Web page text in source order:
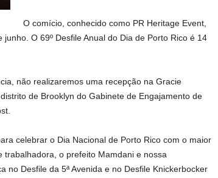
O comício, conhecido como PR Heritage Event,
O 69º Desfile Anual do Dia de Porto Rico é 14
não realizaremos uma recepção na Gracie
de Brooklyn do Gabinete de Engajamento de
celebrar o Dia Nacional de Porto Rico com o maior
o prefeito Mamdani e nossa
no Desfile da 5ª Avenida e no Desfile Knickerbocker